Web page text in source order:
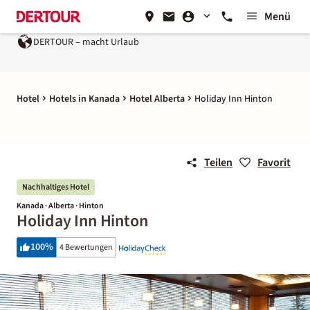
Menü
DERTOUR – macht Urlaub
Hotel Hotels in Kanada Hotel Alberta Holiday Inn Hinton
Teilen Favorit
Nachhaltiges Hotel
Kanada · Alberta · Hinton
Holiday Inn Hinton
100% 4 Bewertungen